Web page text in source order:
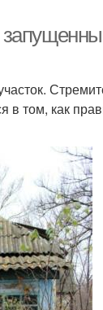
в том, как